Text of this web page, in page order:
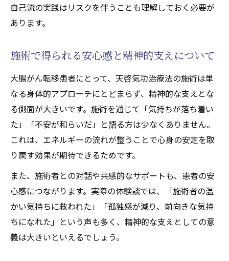
自己流の実践はリスクを伴うことも理解しておく必要が
あります。
施術で得られる安心感と精神的支えについて
大腸がん転移患者にとって、天啓気功治療法の施術は単
なる身体的アプローチにとどまらず、精神的な支えとな
る側面が大きいです。施術を通じて「気持ちが落ち着い
た」「不安が和らいだ」と語る方は少なくありません。
これは、エネルギーの流れが整うことで心身の安定を取
り戻す効果が期待できるためです。
また、施術者との対話や共感的なサポートも、患者の安
心感につながります。実際の体験談では、「施術者の温
かい気持ちに救われた」「孤独感が減り、前向きな気持
ちになれた」という声も多く、精神的な支えとしての意
義は大きいといえるでしょう。